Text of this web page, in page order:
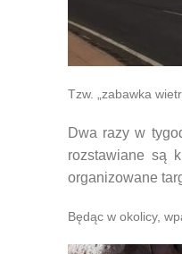
Tzw. „zabawka
Dwa razy w
rozstawiane są
organizowane
Będąc w okolicy,